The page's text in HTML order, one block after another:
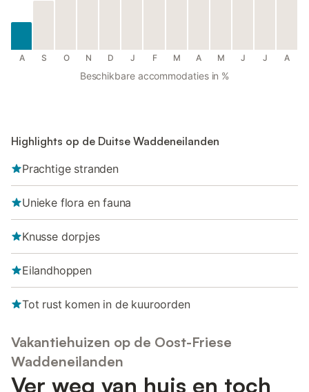
A S O N D J F M A M J J A
Beschikbare accommodaties in %
Highlights op de Duitse Waddeneilanden
Prachtige stranden
Unieke flora en fauna
Knusse dorpjes
Eilandhoppen
Tot rust komen in de kuuroorden
Vakantiehuizen op de Oost-Friese
Waddeneilanden
Ver weg van huis en toch